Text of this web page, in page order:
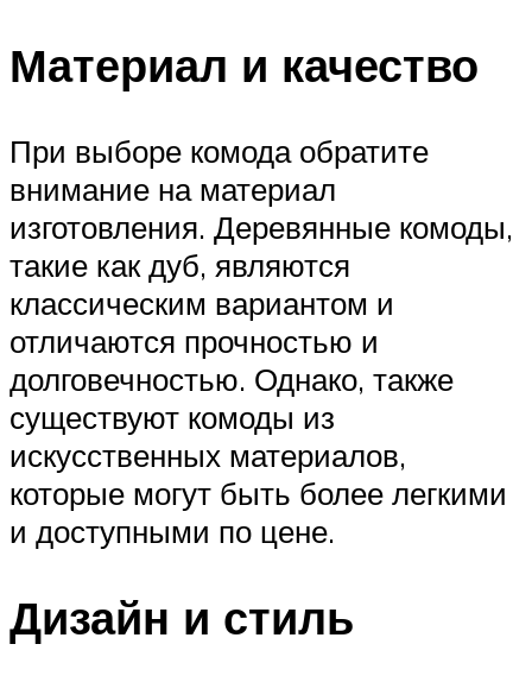
Материал и качество
При выборе комода обратите
внимание на материал
изготовления. Деревянные комоды,
такие как дуб, являются
классическим вариантом и
отличаются прочностью и
долговечностью. Однако, также
существуют комоды из
искусственных материалов,
которые могут быть более легкими
и доступными по цене.
Дизайн и стиль